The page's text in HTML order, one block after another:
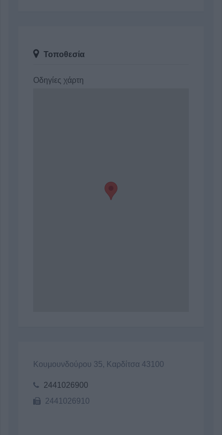
Τοποθεσία
Οδηγίες χάρτη
Κουμουνδούρου 35, Καρδίτσα 43100
2441026900
2441026910